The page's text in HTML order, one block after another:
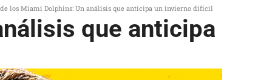
los Miami Dolphins: Un análisis que anticipa un invierno difícil
que anticipa